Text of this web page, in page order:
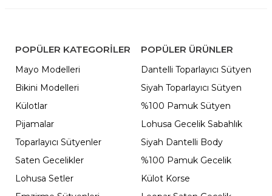
POPÜLER KATEGORILER
Mayo Modelleri
Bikini Modelleri
Külotlar
Pijamalar
Toparlayıcı Sütyenler
Saten Gecelikler
Lohusa Setler
POPÜLER ÜRÜNLER
Dantelli Toparlayıcı Sütyen
Siyah Toparlayıcı Sütyen
%100 Pamuk Sütyen
Lohusa Gecelik Sabahlık
Siyah Dantelli Body
%100 Pamuk Gecelik
Külot Korse